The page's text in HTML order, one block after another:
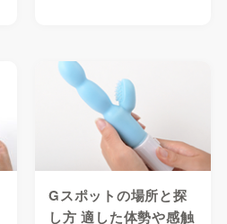
Gスポットの場所と探
し方 適した体勢や感触